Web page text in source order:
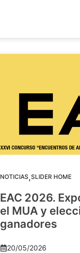
NOTICIAS,SLIDER HOME
EAC 2026.
el MUA y
ganadores
20/05/2026